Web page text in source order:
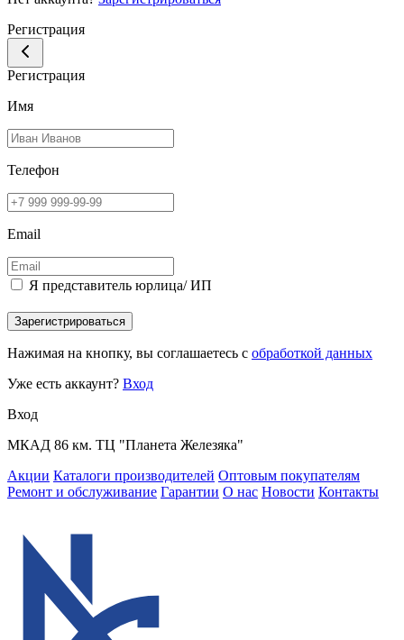
Регистрация
Регистрация
Имя
Телефон
Email
Я представитель юрлица/ ИП
Зарегистрироваться
Нажимая на кнопку, вы соглашаетесь с обработкой данных
Уже есть аккаунт? Вход
Вход
МКАД 86 км. ТЦ "Планета Железяка"
Акции Каталоги производителей Оптовым покупателям
Ремонт и обслуживание Гарантии О нас Новости Контакты